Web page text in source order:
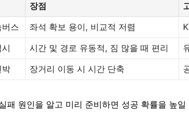
장점
스 좌석 확보 용이, 비교적 저렴
시간 및 경로 유동적, 짐 많을 때 편리
박 장거리 이동 시 시간 단축
패 원인을 알고 미리 준비하면 성공 확률을 높